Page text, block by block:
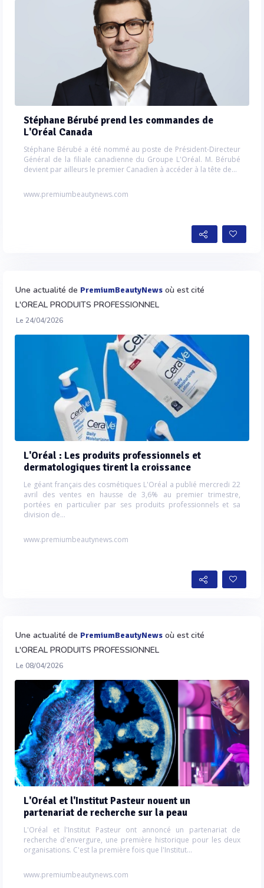
Stéphane Bérubé prend les commandes de
L'Oréal Canada
Stéphane Bérubé a été nommé au poste de Président-Directeur
Général de la filiale canadienne du Groupe L'Oréal. M. Bérubé
devient par ailleurs le premier Canadien à accéder à la tête de...
www.premiumbeautynews.com
Une actualité de PremiumBeautyNews où est cité
L'OREAL PRODUITS PROFESSIONNEL
Le 24/04/2026
L'Oréal : Les produits professionnels et
dermatologiques tirent la croissance
Le géant français des cosmétiques L'Oréal a publié mercredi 22
avril des ventes en hausse de 3,6% au premier trimestre,
portées en particulier par ses produits professionnels et sa
division de...
www.premiumbeautynews.com
Une actualité de PremiumBeautyNews où est cité
L'OREAL PRODUITS PROFESSIONNEL
Le 08/04/2026
L'Oréal et l'Institut Pasteur nouent un
partenariat de recherche sur la peau
L'Oréal et l'Institut Pasteur ont annoncé un partenariat de
recherche d'envergure, une première historique pour les deux
organisations. C'est la première fois que l'Institut...
www.premiumbeautynews.com